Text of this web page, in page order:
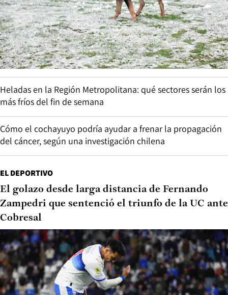
Heladas en la Región Metropolitana: qué sectores serán los
más fríos del fin de semana
Cómo el cochayuyo podría ayudar a frenar la propagación
del cáncer, según una investigación chilena
EL DEPORTIVO
El golazo desde larga distancia de Fernando
Zampedri que sentenció el triunfo de la UC ante
Cobresal